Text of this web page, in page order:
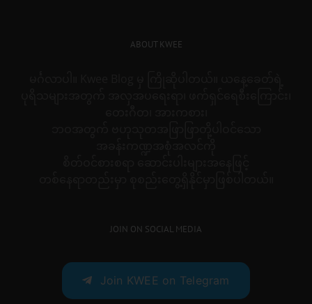
ABOUT KWEE
JOIN ON SOCIAL MEDIA
Join KWEE on Telegram